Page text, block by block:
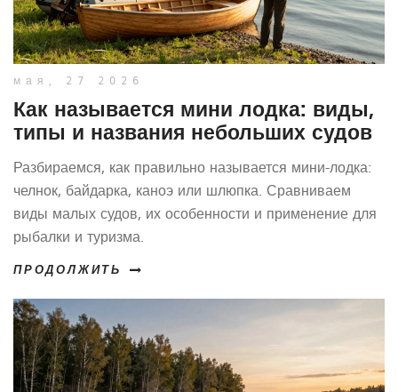
мая, 27 2026
Как называется мини лодка: виды,
типы и названия небольших судов
Разбираемся, как правильно называется мини-лодка:
челнок, байдарка, каноэ или шлюпка. Сравниваем
виды малых судов, их особенности и применение для
рыбалки и туризма.
ПРОДОЛЖИТЬ